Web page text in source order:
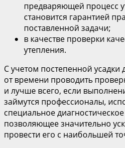
предваряющей процесс
становится гарантией
поставленной задачи;
в качестве проверки
утепления.
С учетом постепенной
от времени проводить
и лучше всего, если
займутся профессионалы,
специальное
позволяющее значительно
провести его с наибольшей